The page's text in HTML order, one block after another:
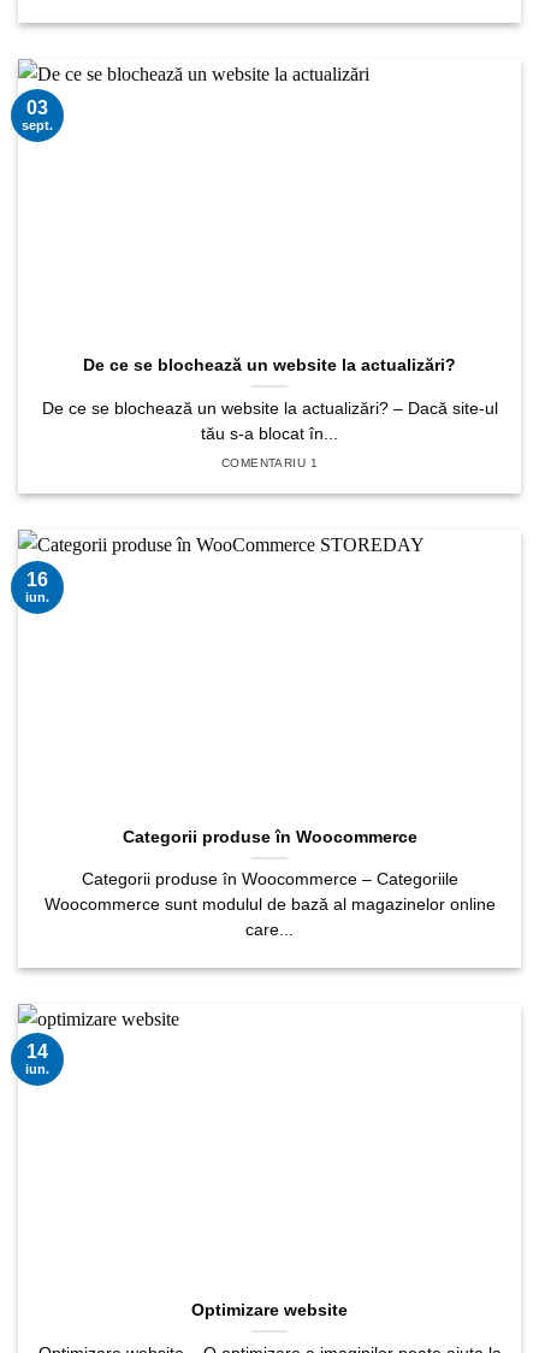
De ce se blochează un website la actualizări?
De ce se blochează un website la actualizări? – Dacă site-ul
tău s-a blocat în...
COMENTARIU 1
03
sept.
Categorii produse în Woocommerce
Categorii produse în Woocommerce – Categoriile
Woocommerce sunt modulul de bază al magazinelor online
care...
16
iun.
Optimizare website
14
iun.